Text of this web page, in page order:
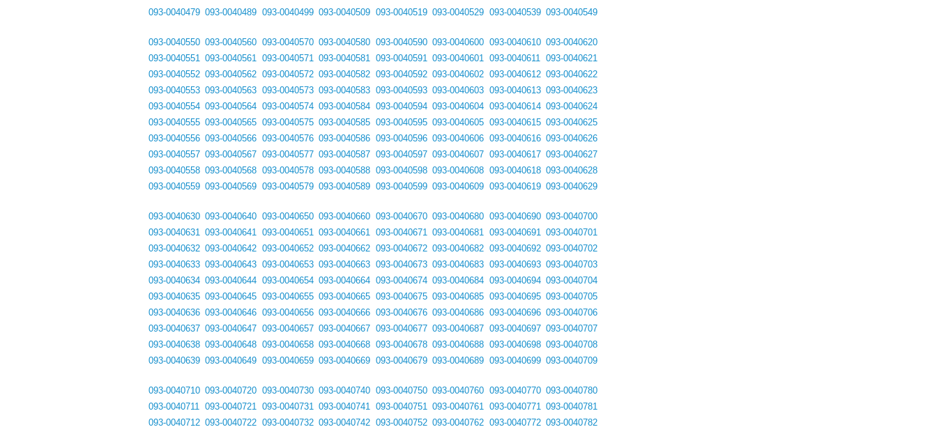
093-0040479 093-0040489 093-0040499 093-0040509 093-0040519 093-0040529 093-0040539 093-0040549
093-0040550
093-0040551
093-0040552
093-0040553
093-0040554
093-0040555
093-0040556
093-0040557
093-0040558
093-0040559
093-0040560
093-0040561
093-0040562
093-0040563
093-0040564
093-0040565
093-0040566
093-0040567
093-0040568
093-0040569
093-0040570
093-0040571
093-0040572
093-0040573
093-0040574
093-0040575
093-0040576
093-0040577
093-0040578
093-0040579
093-0040580
093-0040581
093-0040582
093-0040583
093-0040584
093-0040585
093-0040586
093-0040587
093-0040588
093-0040589
093-0040590
093-0040591
093-0040592
093-0040593
093-0040594
093-0040595
093-0040596
093-0040597
093-0040598
093-0040599
093-0040600
093-0040601
093-0040602
093-0040603
093-0040604
093-0040605
093-0040606
093-0040607
093-0040608
093-0040609
093-0040610
093-0040611
093-0040612
093-0040613
093-0040614
093-0040615
093-0040616
093-0040617
093-0040618
093-0040619
093-0040620
093-0040621
093-0040622
093-0040623
093-0040624
093-0040625
093-0040626
093-0040627
093-0040628
093-0040629
093-0040630
093-0040631
093-0040632
093-0040633
093-0040634
093-0040635
093-0040636
093-0040637
093-0040638
093-0040639
093-0040640
093-0040641
093-0040642
093-0040643
093-0040644
093-0040645
093-0040646
093-0040647
093-0040648
093-0040649
093-0040650
093-0040651
093-0040652
093-0040653
093-0040654
093-0040655
093-0040656
093-0040657
093-0040658
093-0040659
093-0040660
093-0040661
093-0040662
093-0040663
093-0040664
093-0040665
093-0040666
093-0040667
093-0040668
093-0040669
093-0040670
093-0040671
093-0040672
093-0040673
093-0040674
093-0040675
093-0040676
093-0040677
093-0040678
093-0040679
093-0040680
093-0040681
093-0040682
093-0040683
093-0040684
093-0040685
093-0040686
093-0040687
093-0040688
093-0040689
093-0040690
093-0040691
093-0040692
093-0040693
093-0040694
093-0040695
093-0040696
093-0040697
093-0040698
093-0040699
093-0040700
093-0040701
093-0040702
093-0040703
093-0040704
093-0040705
093-0040706
093-0040707
093-0040708
093-0040709
093-0040710
093-0040711
093-0040712
093-0040720
093-0040721
093-0040722
093-0040730
093-0040731
093-0040732
093-0040740
093-0040741
093-0040742
093-0040750
093-0040751
093-0040752
093-0040760
093-0040761
093-0040762
093-0040770
093-0040771
093-0040772
093-0040780
093-0040781
093-0040782